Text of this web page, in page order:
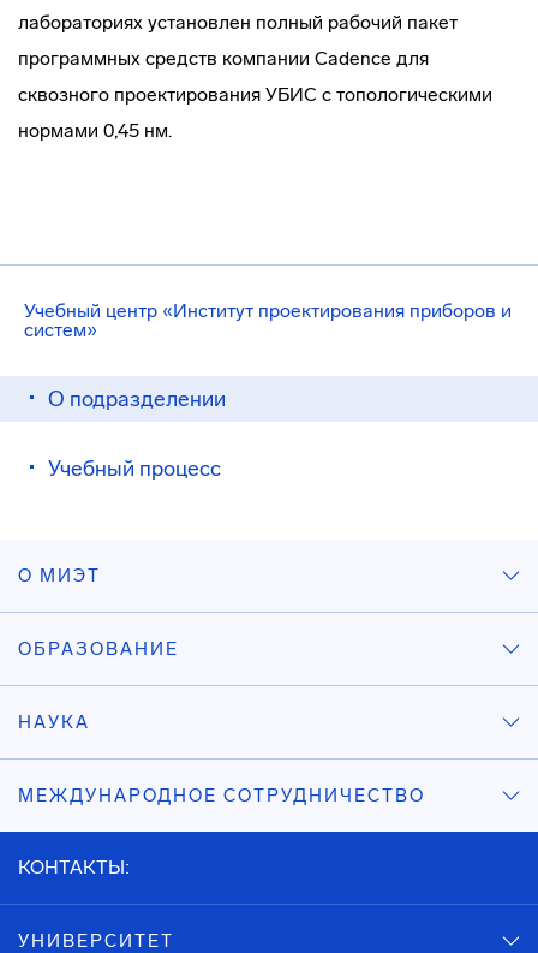
Учебный центр «Институт проектирования приборов и
систем»
О подразделении
Учебный процесс
лабораториях установлен полный рабочий пакет
программных средств компании Cadence для
сквозного проектирования УБИС с топологическими
нормами 0,45 нм.
О МИЭТ
ОБРАЗОВАНИЕ
НАУКА
МЕЖДУНАРОДНОЕ СОТРУДНИЧЕСТВО
КОНТАКТЫ:
УНИВЕРСИТЕТ